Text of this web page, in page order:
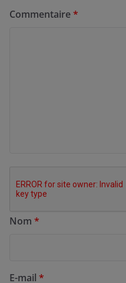
Commentaire*
Nom *
E-mail *